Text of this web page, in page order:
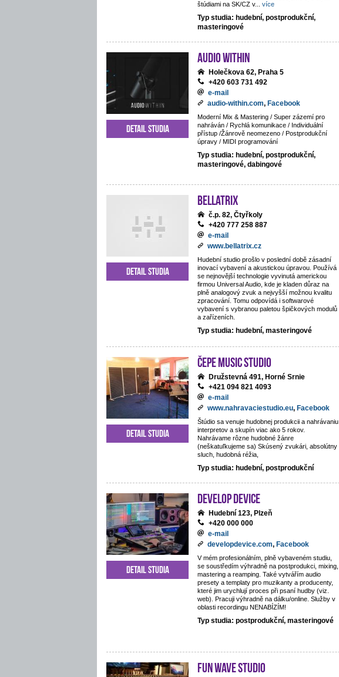
štúdiami na SK/CZ v... více
Typ studia: hudební, postprodukční,
masteringové
Audio Within
Holečkova 62, Praha 5
+420 603 731 492
e-mail
audio-within.com, Facebook
Moderní Mix & Mastering / Super zázemí pro
nahráván / Rychlá komunikace / Individuální
přístup /Žánrově neomezeno / Postprodukční
úpravy / MIDI programování
Typ studia: hudební, postprodukční,
masteringové, dabingové
Detail studia
BELLATRIX
č.p. 82, Čtyřkoly
+420 777 258 887
e-mail
www.bellatrix.cz
Hudební studio prošlo v poslední době zásadní
inovací vybavení a akustickou úpravou. Používá
se nejnovější technologie vyvinutá americkou
firmou Universal Audio, kde je kladen důraz na
plně analogový zvuk a nejvyšší možnou kvalitu
zpracování. Tomu odpovídá i softwarové
vybavení s vybranou paletou špičkových modulů
a zařízeních.
Typ studia: hudební, masteringové
Detail studia
ČePE MUSIC Studio
Družstevná 491, Horné Srnie
+421 094 821 4093
e-mail
www.nahravaciestudio.eu, Facebook
Štúdio sa venuje hudobnej produkcii a nahrávaniu
interpretov a skupín viac ako 5 rokov.
Nahrávame rôzne hudobné žánre
(neškatuľkujeme sa) Skúsený zvukári, absolútny
sluch, hudobná réžia,
Typ studia: hudební, postprodukční
Detail studia
Develop Device
Hudební 123, Plzeň
+420 000 000
e-mail
developdevice.com, Facebook
V mém profesionálním, plně vybaveném studiu,
se soustředím výhradně na postprodukci, mixing,
mastering a reamping. Také vytvářím audio
presety a templaty pro muzikanty a producenty,
které jim urychlují proces při psaní hudby (viz.
web). Pracuji výhradně na dálku/online. Služby v
oblasti recordingu NENABÍZÍM!
Typ studia: postprodukční, masteringové
Detail studia
Fun Wave Studio